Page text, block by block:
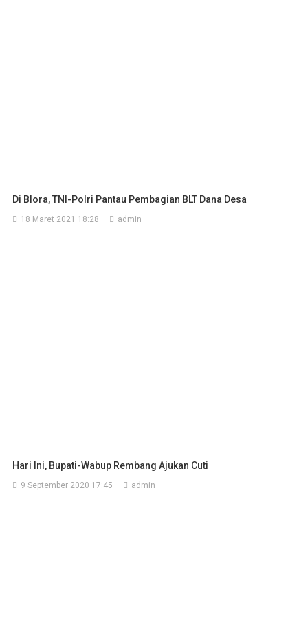
Di Blora, TNI-Polri Pantau Pembagian BLT Dana Desa
18 Maret 2021 18:28 admin
Hari Ini, Bupati-Wabup Rembang Ajukan Cuti
9 September 2020 17:45 admin